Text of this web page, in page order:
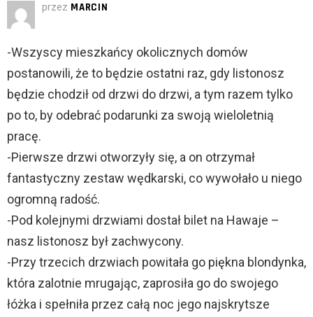
przez MARCIN
-Wszyscy mieszkańcy okolicznych domów
postanowili, że to będzie ostatni raz, gdy listonosz
będzie chodził od drzwi do drzwi, a tym razem tylko
po to, by odebrać podarunki za swoją wieloletnią
pracę.
-Pierwsze drzwi otworzyły się, a on otrzymał
fantastyczny zestaw wędkarski, co wywołało u niego
ogromną radość.
-Pod kolejnymi drzwiami dostał bilet na Hawaje –
nasz listonosz był zachwycony.
-Przy trzecich drzwiach powitała go piękna blondynka,
która zalotnie mrugając, zaprosiła go do swojego
łóżka i spełniła przez całą noc jego najskrytsze